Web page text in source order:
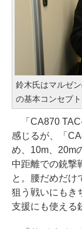
鈴木氏はマルゼ
の基本コンセプ
「CA870
感じるが、「
め、10m、20m
中距離での銃撃
と。腰だめだけ
狙う戦いにもき
支援にも使える